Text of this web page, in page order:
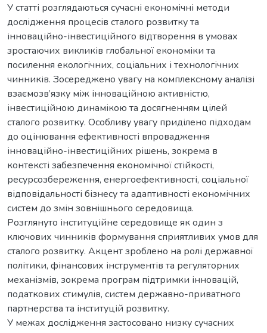
У статті розглядаються сучасні економічні методи
дослідження процесів сталого розвитку та
інноваційно-інвестиційного відтворення в умовах
зростаючих викликів глобальної економіки та
посилення екологічних, соціальних і технологічних
чинників. Зосереджено увагу на комплексному аналізі
взаємозв’язку між інноваційною активністю,
інвестиційною динамікою та досягненням цілей
сталого розвитку. Особливу увагу приділено підходам
до оцінювання ефективності впровадження
інноваційно-інвестиційних рішень, зокрема в
контексті забезпечення економічної стійкості,
ресурсозбереження, енергоефективності, соціальної
відповідальності бізнесу та адаптивності економічних
систем до змін зовнішнього середовища.
Розглянуто інституційне середовище як один з
ключових чинників формування сприятливих умов для
сталого розвитку. Акцент зроблено на ролі державної
політики, фінансових інструментів та регуляторних
механізмів, зокрема програм підтримки інновацій,
податкових стимулів, систем державно-приватного
партнерства та інституцій розвитку.
У межах дослідження застосовано низку сучасних